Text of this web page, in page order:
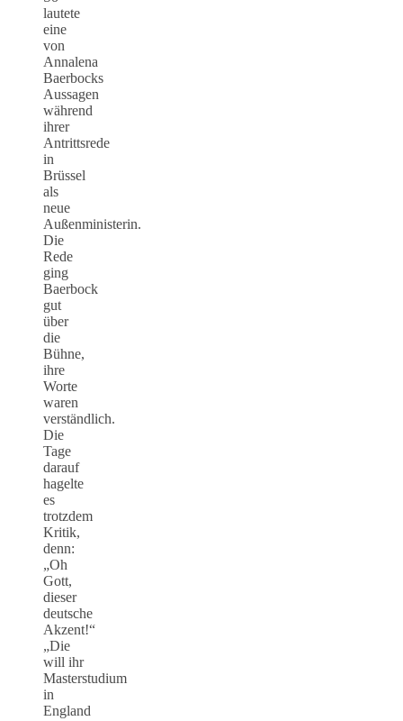
lautete
eine
von
Annalena
Baerbocks
Aussagen
während
ihrer
Antrittsrede
in
Brüssel
als
neue
Außenministerin.
Die
Rede
ging
Baerbock
gut
über
die
Bühne,
ihre
Worte
waren
verständlich.
Die
Tage
darauf
hagelte
es
trotzdem
Kritik,
denn:
„Oh
Gott,
dieser
deutsche
Akzent!“
„Die
will ihr
Masterstudium
in
England